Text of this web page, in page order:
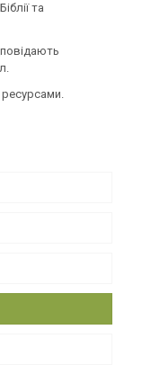
та
ресурсами.